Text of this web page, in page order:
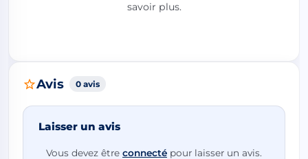
savoir plus.
Avis 0 avis
Laisser un avis
Vous devez être connecté pour laisser un avis.